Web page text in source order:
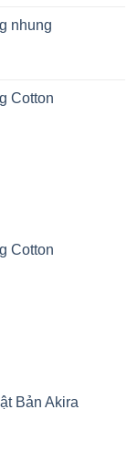
nhung
Cotton
Cotton
Bản Akira